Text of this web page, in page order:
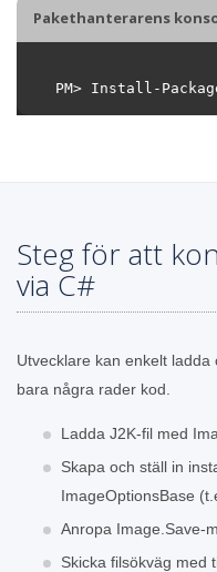
Pakethanterarens
Steg för att
via C#
Utvecklare kan enkelt
bara några rader kod.
Ladda J2K-fil med
Skapa och ställ in
ImageOptionsBase
Anropa Image.Save-
Skicka filsökväg med